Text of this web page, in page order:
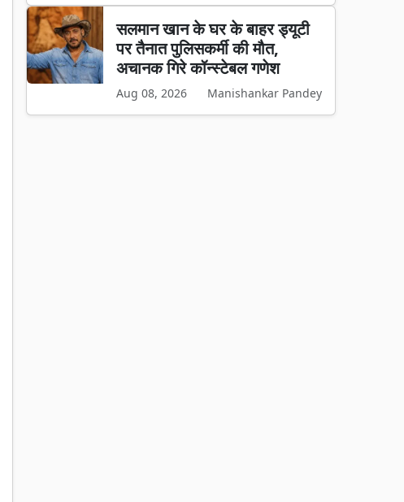
सलमान खान के घर के बाहर ड्यूटी
पर तैनात पुलिसकर्मी की मौत,
अचानक गिरे कॉन्स्टेबल गणेश
Aug 08, 2026 Manishankar Pandey